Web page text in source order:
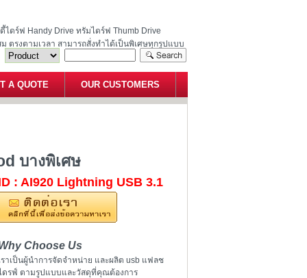
ดร์ฟ Handy Drive ทรัมไดร์ฟ Thumb Drive
ตรงตามเวลา สามารถสั่งทำได้เป็นพิเศษทุกรูปแบบ
A QUOTE OUR CUSTOMERS
บางพิเศษ
: AI920 Lightning USB 3.1
Choose Us
ราเป็นผู้นำการจัดจำหน่าย และผลิต usb แฟลช
ดรฟ์ ตามรูปแบบและวัสดุที่คุณต้องการ